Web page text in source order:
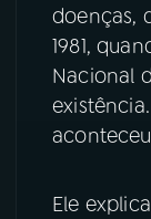
TikTok
doenças,
1981,
Nacional
Ele